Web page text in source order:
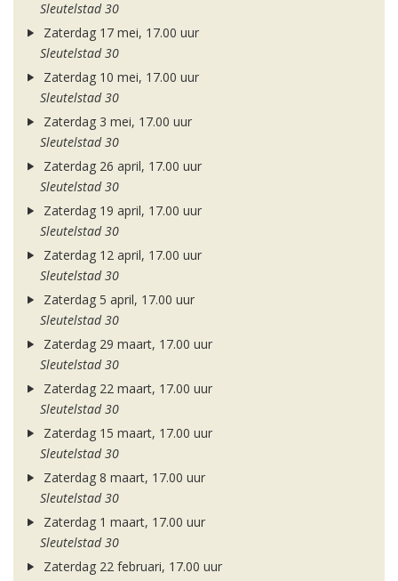
Sleutelstad 30
Zaterdag 17 mei, 17.00 uur
Sleutelstad 30
Zaterdag 10 mei, 17.00 uur
Sleutelstad 30
Zaterdag 3 mei, 17.00 uur
Sleutelstad 30
Zaterdag 26 april, 17.00 uur
Sleutelstad 30
Zaterdag 19 april, 17.00 uur
Sleutelstad 30
Zaterdag 12 april, 17.00 uur
Sleutelstad 30
Zaterdag 5 april, 17.00 uur
Sleutelstad 30
Zaterdag 29 maart, 17.00 uur
Sleutelstad 30
Zaterdag 22 maart, 17.00 uur
Sleutelstad 30
Zaterdag 15 maart, 17.00 uur
Sleutelstad 30
Zaterdag 8 maart, 17.00 uur
Sleutelstad 30
Zaterdag 1 maart, 17.00 uur
Sleutelstad 30
Zaterdag 22 februari, 17.00 uur